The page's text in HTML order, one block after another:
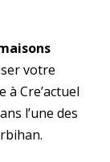
votre
à Cre’actuel
l’une des